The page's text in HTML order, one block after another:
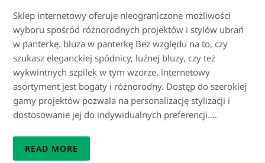
Sklep internetowy oferuje nieograniczone możliwości
wyboru spośród różnorodnych projektów i stylów ubrań
w panterkę. bluza w panterkę Bez względu na to, czy
szukasz eleganckiej spódnicy, luźnej bluzy, czy też
wykwintnych szpilek w tym wzorze, internetowy
asortyment jest bogaty i różnorodny. Dostęp do szerokiej
gamy projektów pozwala na personalizację stylizacji i
dostosowanie jej do indywidualnych preferencji….
READ MORE